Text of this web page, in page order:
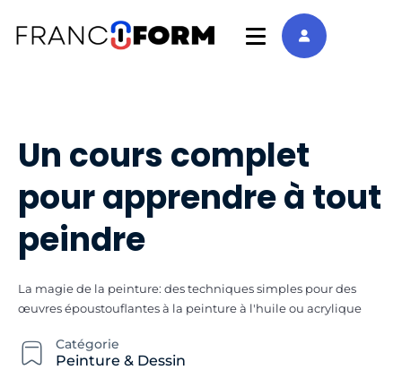
Catégorie
Peinture & Dessin
Un cours complet
pour apprendre à tout
peindre
La magie de la peinture: des techniques simples pour des
œuvres époustouflantes à la peinture à l'huile ou acrylique